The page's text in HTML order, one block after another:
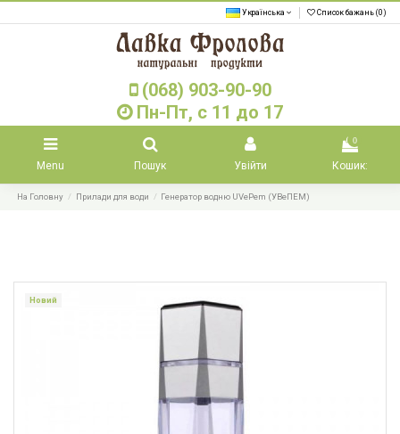
Українська Список бажань (0)
(068) 903-90-90
Пн-Пт, с 11 до 17
Menu Пошук Увійти
0
Кошик:
На Головну Прилади для води Генератор водню UVePem (УВеПЕМ)
Новий